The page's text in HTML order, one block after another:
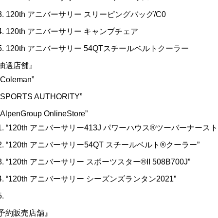
120th アニバーサリー スリーピングバッグ/C0
120th アニバーサリー キャンプチェア
120th アニバーサリー 54QTスチールベルトクーラー
選店舗』
AUTHORITY”
OnlineStore”
“120th アニバーサリー413J パワーハウス®︎ツーバーナースト
“120th アニバーサリー54QT スチールベルト®︎クーラー”
“120th アニバーサリー スポーツスター®︎II 508B700J”
“120th アニバーサリー シーズンズランタン2021”
約販売店舗』